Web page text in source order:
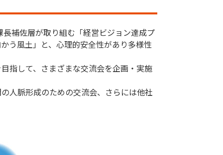
補佐層が取り組む「経営ビジョン達成プ
う風土」と、心理的安全性があり多様性
指して、さまざまな交流会を企画・実施
人脈形成のための交流会、さらには他社